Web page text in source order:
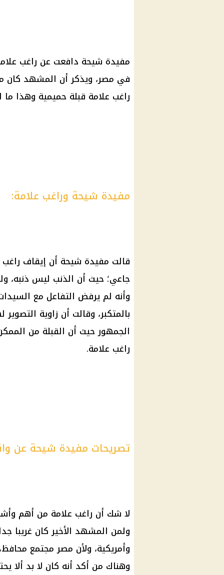
مفيدة شيحة دافعت عن راغب
في مصر، ويذكر أن المشهد كان
راغب علامة قبلة حميمية وهذا ما
مفيدة شيحة وراغب علامة:
قالت مفيدة شيحة أن إيقاف
جاعي؛ حيث أن الذنب ليس ذنبه،
وأنه لم يرفض التفاعل مع
بالمتكبر، وقالت أن زاوية
الجمهور حيث أن القبلة من
راغب علامة.
تصريحات مفيدة شيحة عن
لا شك أن راغب علامة من أهم
ولمن المشهد الأخير كان غريبا
وأمريكية، ولأن مصر مجتمع
وهناك من أكد أنه كان لا بد ألا